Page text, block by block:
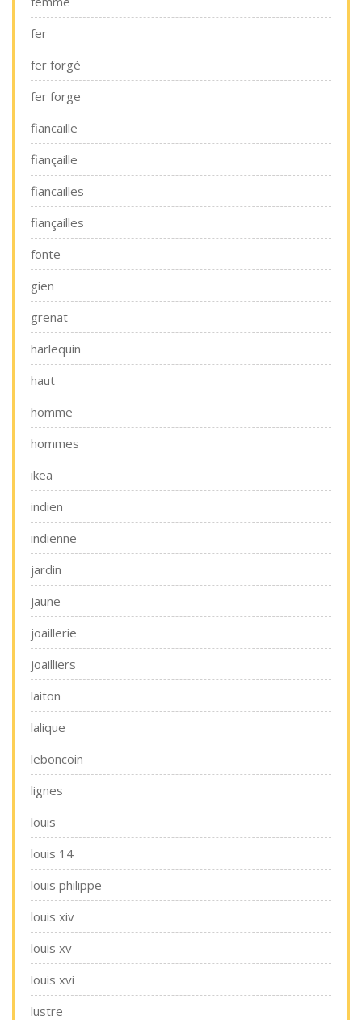
fer
fer forgé
fer forge
fiancaille
fiançaille
fiancailles
fiançailles
fonte
gien
grenat
harlequin
haut
homme
hommes
ikea
indien
indienne
jardin
jaune
joaillerie
joailliers
laiton
lalique
leboncoin
lignes
louis
louis 14
louis philippe
louis xiv
louis xv
louis xvi
lustre